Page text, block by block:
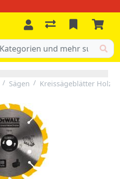
Sägen Kreissägeblätter Holz